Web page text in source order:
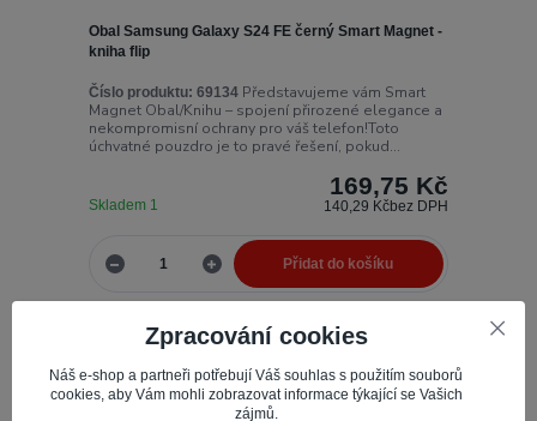
Obal Samsung Galaxy S24 FE černý Smart Magnet -
kniha flip
Číslo produktu: 69134Představujeme vám Smart
Magnet Obal/Knihu – spojení přirozené elegance a
nekompromisní ochrany pro váš telefon!Toto
úchvatné pouzdro je to pravé řešení, pokud...
169,75 Kč
140,29 Kčbez DPH
Skladem 1
Přidat do košíku
Zpracování cookies
Náš e-shop a partneři potřebují Váš souhlas s použitím souborů
cookies, aby Vám mohli zobrazovat informace týkající se Vašich
zájmů.